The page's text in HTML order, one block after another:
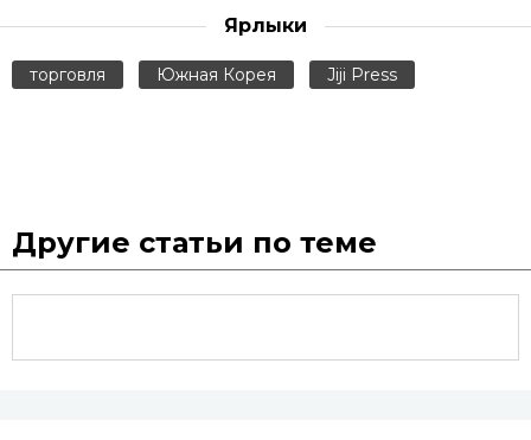
Ярлыки
торговля Южная Корея Jiji Press
Другие статьи по теме